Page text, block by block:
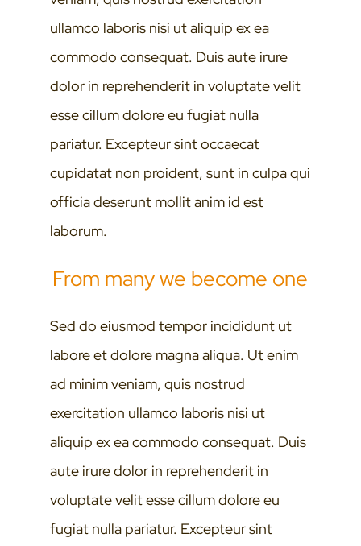
ullamco laboris nisi ut aliquip ex ea
commodo consequat. Duis aute irure
dolor in reprehenderit in voluptate velit
esse cillum dolore eu fugiat nulla
pariatur. Excepteur sint occaecat
cupidatat non proident, sunt in culpa qui
officia deserunt mollit anim id est
laborum.
From many we become one
Sed do eiusmod tempor incididunt ut
labore et dolore magna aliqua. Ut enim
ad minim veniam, quis nostrud
exercitation ullamco laboris nisi ut
aliquip ex ea commodo consequat. Duis
aute irure dolor in reprehenderit in
voluptate velit esse cillum dolore eu
fugiat nulla pariatur. Excepteur sint